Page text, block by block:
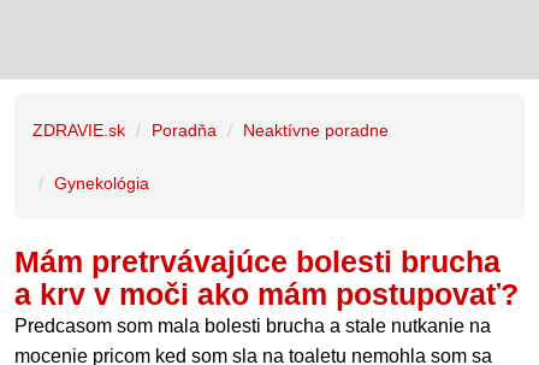
ZDRAVIE.sk Poradňa Neaktívne poradne
Gynekológia
Mám pretrvávajúce bolesti brucha
a krv v moči ako mám postupovať?
Predcasom som mala bolesti brucha a stale nutkanie na
mocenie pricom ked som sla na toaletu nemohla som sa